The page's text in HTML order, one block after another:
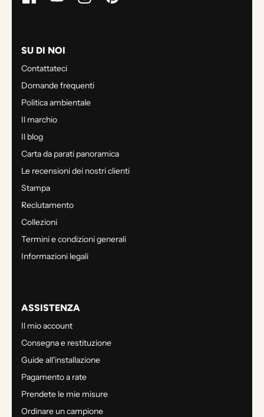
SU DI NOI
Contattateci
Domande frequenti
Politica ambientale
Il marchio
Il blog
Carta da parati panoramica
Le recensioni dei nostri clienti
Stampa
Reclutamento
Collezioni
Termini e condizioni generali
Informazioni legali
ASSISTENZA
Il mio account
Consegna e restituzione
Guide all'installazione
Pagamento a rate
Prendete le mie misure
Ordinare un campione